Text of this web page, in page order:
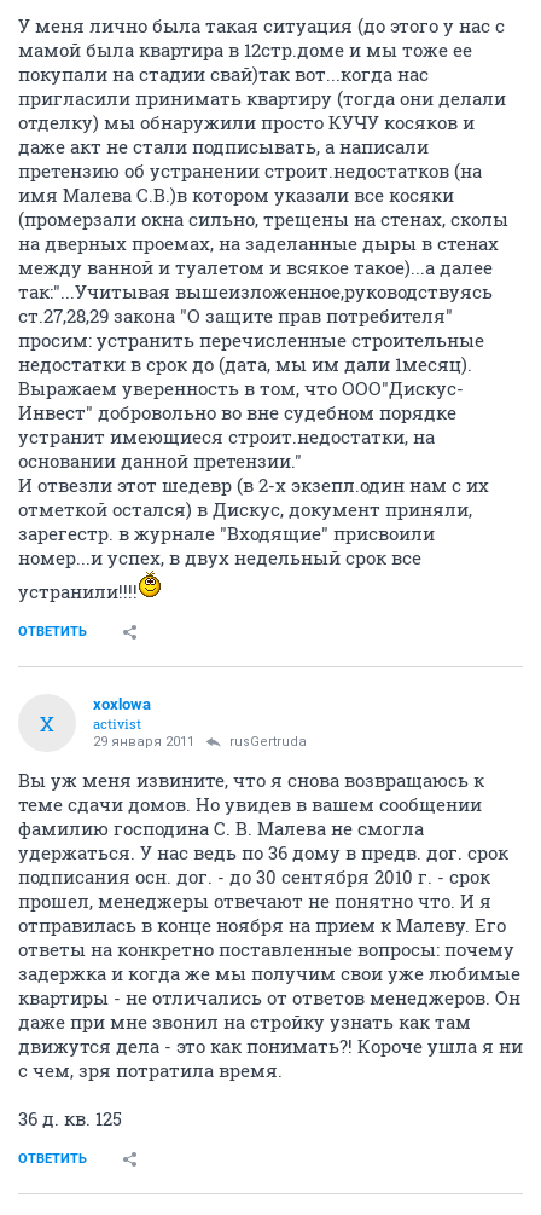
У меня лично была такая ситуация (до этого у нас с
мамой была квартира в 12стр.доме и мы тоже ее
покупали на стадии свай)так вот...когда нас
пригласили принимать квартиру (тогда они делали
отделку) мы обнаружили просто КУЧУ косяков и
даже акт не стали подписывать, а написали
претензию об устранении строит.недостатков (на
имя Малева С.В.)в котором указали все косяки
(промерзали окна сильно, трещены на стенах, сколы
на дверных проемах, на заделанные дыры в стенах
между ванной и туалетом и всякое такое)...а далее
так:"...Учитывая вышеизложенное,руководствуясь
ст.27,28,29 закона "О защите прав потребителя"
просим: устранить перечисленные строительные
недостатки в срок до (дата, мы им дали 1месяц).
Выражаем уверенность в том, что ООО"Дискус-
Инвест" добровольно во вне судебном порядке
устранит имеющиеся строит.недостатки, на
основании данной претензии."
И отвезли этот шедевр (в 2-х экзепл.один нам с их
отметкой остался) в Дискус, документ приняли,
зарегестр. в журнале "Входящие" присвоили
номер...и успех, в двух недельный срок все
устранили!!!!
ОТВЕТИТЬ
X
xoxlowa
activist
29 января 2011 rusGertruda
Вы уж меня извините, что я снова возвращаюсь к
теме сдачи домов. Но увидев в вашем сообщении
фамилию господина С. В. Малева не смогла
удержаться. У нас ведь по 36 дому в предв. дог. срок
подписания осн. дог. - до 30 сентября 2010 г. - срок
прошел, менеджеры отвечают не понятно что. И я
отправилась в конце ноября на прием к Малеву. Его
ответы на конкретно поставленные вопросы: почему
задержка и когда же мы получим свои уже любимые
квартиры - не отличались от ответов менеджеров. Он
даже при мне звонил на стройку узнать как там
движутся дела - это как понимать?! Короче ушла я ни
с чем, зря потратила время.
36 д. кв. 125
ОТВЕТИТЬ